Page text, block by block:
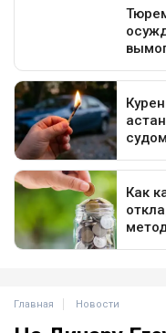
Главная Новости